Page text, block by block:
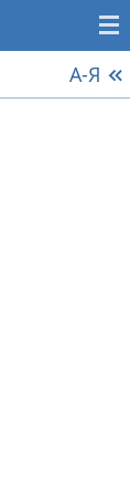
А-Я